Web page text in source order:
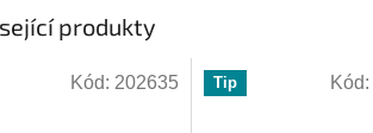
produkty
Kód: 202635 Tip Kód: